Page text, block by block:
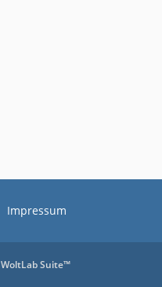
Impressum
WoltLab Suite™